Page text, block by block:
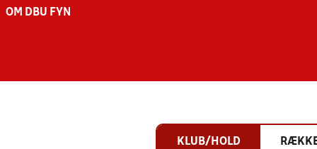
OM DBU FYN
KLUB/HOLD